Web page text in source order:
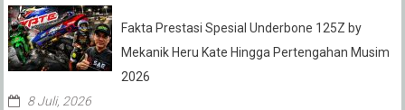
Fakta Prestasi Spesial Underbone 125Z by
Mekanik Heru Kate Hingga Pertengahan Musim
2026
8 Juli, 2026